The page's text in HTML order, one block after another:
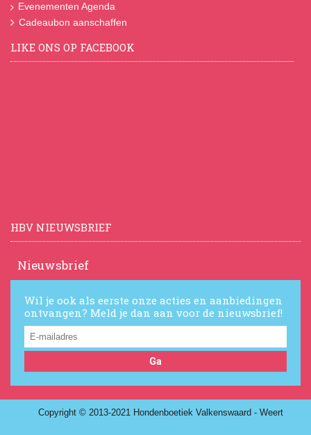
Evenementen Agenda
Cadeaubon aanschaffen
LIKE ONS OP FACEBOOK
HBV NIEUWSBRIEF
Nieuwsbrief
Wil je ook als eerste onze acties en aanbiedingen
ontvangen? Meld je dan aan voor de nieuwsbrief!
Ga
Copyright © 2013-2021 Hondenboetiek Valkenswaard - Weert